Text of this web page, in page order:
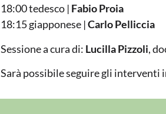
18:00 tedesco | Fabio Proia
18:15 giapponese |Carlo Pelliccia
Sessione a cura di: Lucilla Pizzoli,
Sarà possibile seguire gli interventi